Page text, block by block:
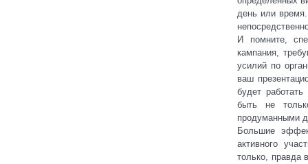
день или время.
И помните,
кампания,
усилий по
ваш
будет
быть не
продуманными
Большие
активного
только, правда